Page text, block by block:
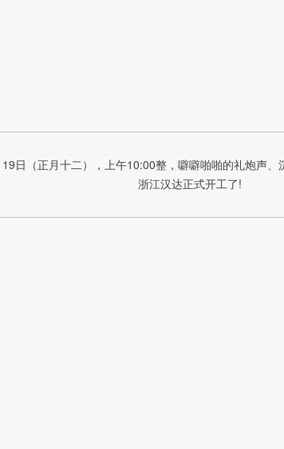
日（正月十二），上午10:00整，噼噼啪啪的礼炮声、
浙江汉达正式开工了!